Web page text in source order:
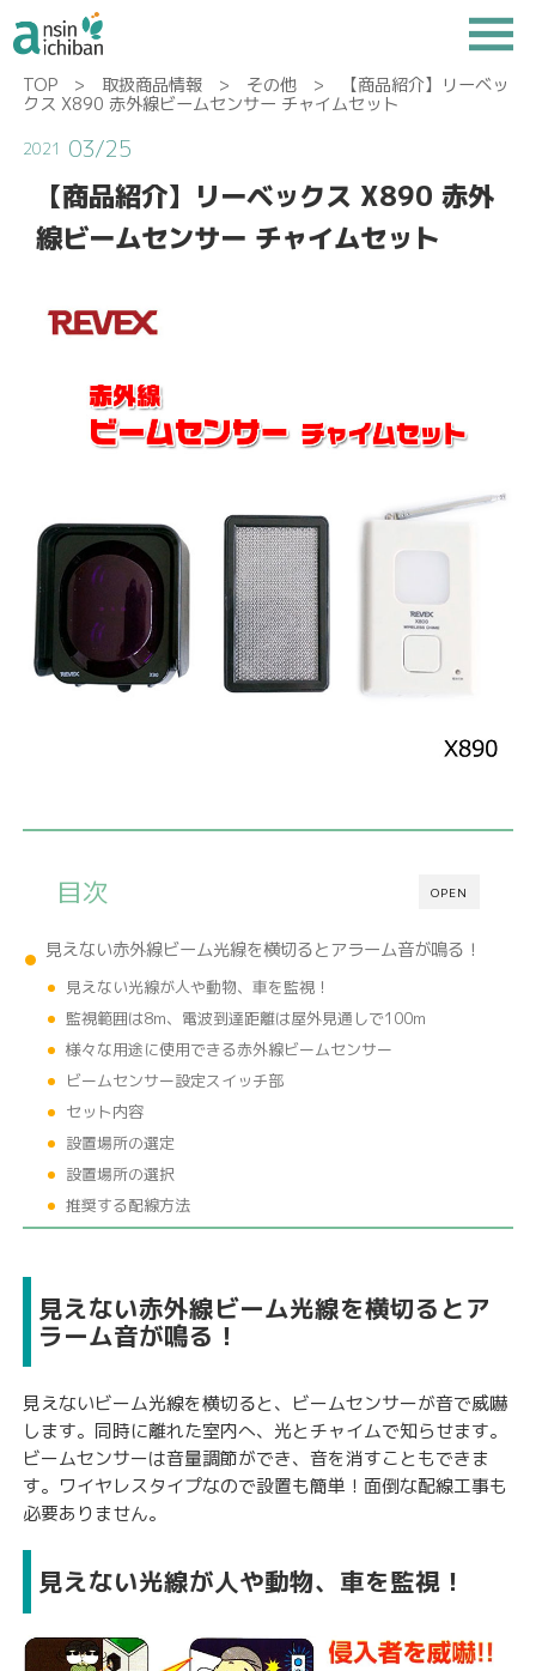
TOP> 取扱商品情報> その他> 【商品紹介】リーベッ
クス X890 赤外線ビームセンサー チャイムセット
2021 03/25
【商品紹介】リーベックス X890 赤外
線ビームセンサー チャイムセット
OPEN
目次
見えない赤外線ビーム光線を横切るとアラーム音が鳴る！
見えない光線が人や動物、車を監視！
監視範囲は8m、電波到達距離は屋外見通しで100m
様々な用途に使用できる赤外線ビームセンサー
ビームセンサー設定スイッチ部
セット内容
設置場所の選定
設置場所の選択
推奨する配線方法
見えない赤外線ビーム光線を横切るとア
ラーム音が鳴る！
見えないビーム光線を横切ると、ビームセンサーが音で威嚇
します。同時に離れた室内へ、光とチャイムで知らせます。
ビームセンサーは音量調節ができ、音を消すこともできま
す。ワイヤレスタイプなので設置も簡単！面倒な配線工事も
必要ありません。
見えない光線が人や動物、車を監視！